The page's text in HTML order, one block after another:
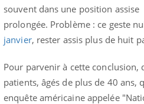
souvent dans une position assise
prolongée. Problème : ce geste
janvier, rester assis plus de huit
Pour parvenir à cette conclusion,
patients, âgés de plus de 40
enquête américaine appelée